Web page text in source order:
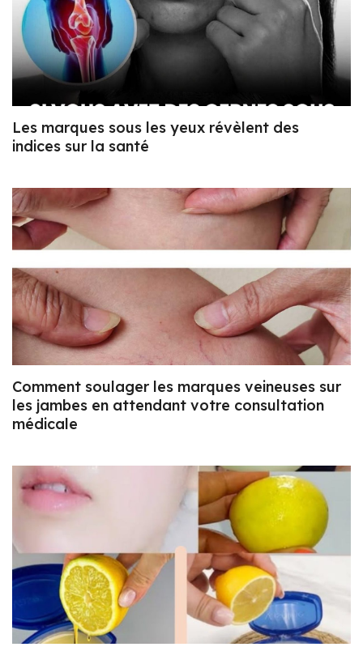
Les marques sous les yeux révèlent des
indices sur la santé
Comment soulager les marques veineuses sur
les jambes en attendant votre consultation
médicale